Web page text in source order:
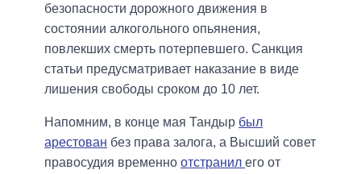
безопасности дорожного движения в
состоянии алкогольного опьянения,
повлекших смерть потерпевшего. Санкция
статьи предусматривает наказание в виде
лишения свободы сроком до 10 лет.
Напомним, в конце мая Тандыр был
арестован без права залога, а Высший совет
правосудия временно отстранил его от